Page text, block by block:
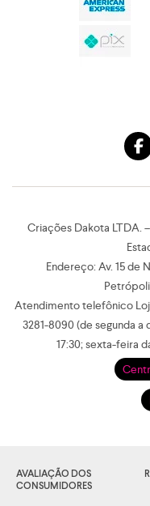
Criações Dakota LTDA.
Endereço: Av. 15 de
Atendimento telefônico
3281-8090 (de segunda a
17:30; sexta-feira
AVALIAÇÃO DOS
CONSUMIDORES